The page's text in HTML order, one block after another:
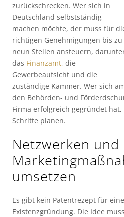
zurückschrecken. Wer sich in
Deutschland selbstständig
machen möchte, der muss für
richtigen Genehmigungen bis zu
neun Stellen ansteuern,
das Finanzamt, die
Gewerbeaufsicht und die
zuständige Kammer. Wer sich
den Behörden- und
Firma erfolgreich gegründet hat,
Schritte planen.
Netzwerken und
umsetzen
Es gibt kein Patentrezept für
Existenzgründung. Die Idee